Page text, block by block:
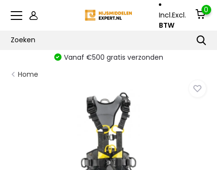
Incl.Excl.
BTW
0
Vanaf €500 gratis verzonden
Home